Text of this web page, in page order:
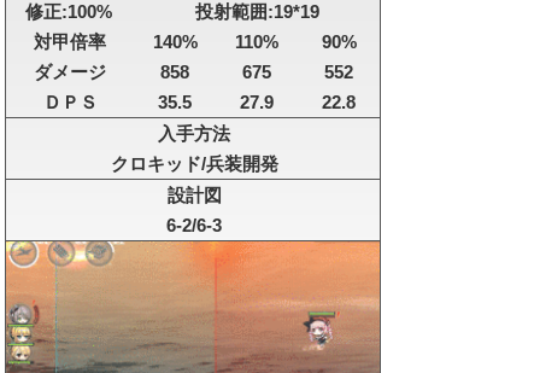
修正:100%
投射範囲:19*19
対甲倍率
140% 110%
90%
ダメージ
858 675
552
ＤＰＳ
35.5 27.9
22.8
入手方法
クロキッド/兵装開発
設計図
6-2/6-3